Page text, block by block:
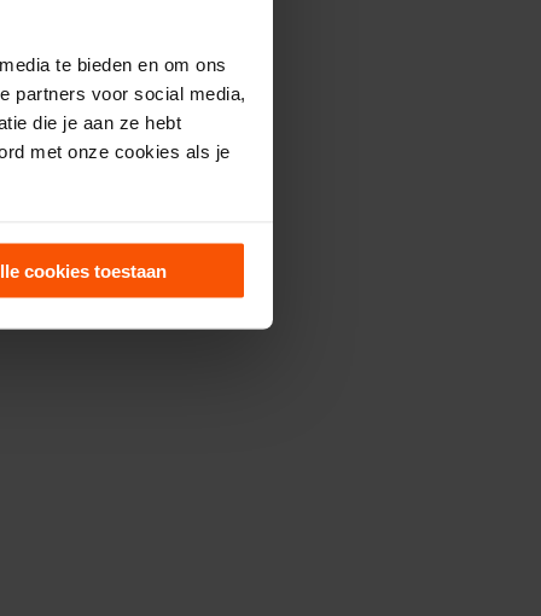
te bieden en om ons
partners voor social media,
die je aan ze hebt
met onze cookies als je
cookies toestaan